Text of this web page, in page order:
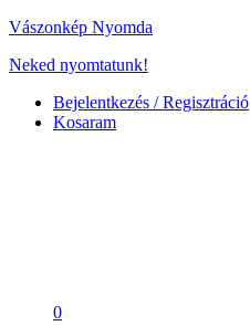
Vászonkép Nyomda
Neked nyomtatunk!
Bejelentkezés / Regisztráció
Kosaram
0